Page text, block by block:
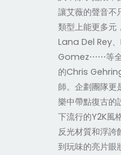
讓艾薇的聲音不
類型上能更多元
Lana Del Rey、
Gomez⋯⋯等
的Chris
師。企劃團隊更
樂中帶點復古的
下流行的Y2K風
反光材質和浮誇
到玩味的亮片眼